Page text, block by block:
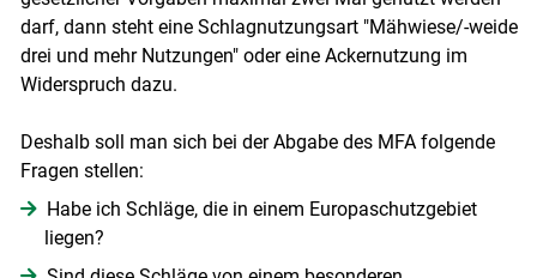
darf, dann steht eine Schlagnutzungsart "Mähwiese/-weide
drei und mehr Nutzungen" oder eine Ackernutzung im
Widerspruch dazu.
Deshalb soll man sich bei der Abgabe des MFA folgende
Fragen stellen:
Habe ich Schläge, die in einem Europaschutzgebiet
liegen?